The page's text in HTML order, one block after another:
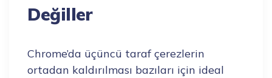
Değiller
Chrome’da üçüncü taraf çerezlerin
ortadan kaldırılması bazıları için ideal